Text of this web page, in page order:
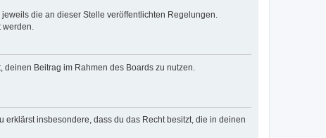
die an dieser Stelle veröffentlichten Regelungen.
werden.
Beitrag im Rahmen des Boards zu nutzen.
insbesondere, dass du das Recht besitzt, die in deinen